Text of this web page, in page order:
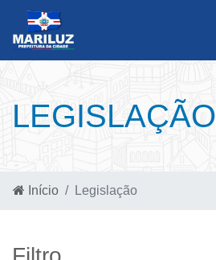
LEGISLAÇÃO
Início Legislação